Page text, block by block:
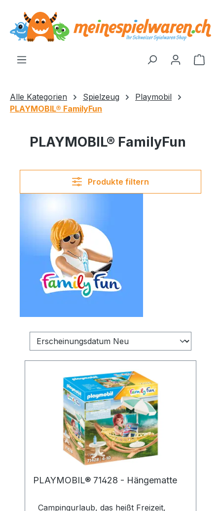
springen
Alle Kategorien Spielzeug
Playmobil
PLAYMOBIL® FamilyFun
PLAYMOBIL® FamilyFun
Produkte filtern
PLAYMOBIL® 71428 - Hängematte
Campingurlaub, das heißt Freizeit,